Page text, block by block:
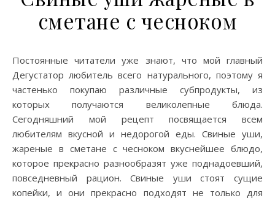
сметане с чесноком
Постоянные читатели уже знают, что мой главный
Дегустатор любитель всего натурального, поэтому я
частенько покупаю различные субпродукты, из
которых получаются великолепные блюда.
Сегодняшний мой рецепт посвящается всем
любителям вкусной и недорогой еды. Свиные уши,
жареные в сметане с чесноком вкуснейшее блюдо,
которое прекрасно разнообразят уже поднадоевший,
повседневный рацион. Свиные уши стоят сущие
копейки, и они прекрасно подходят не только для